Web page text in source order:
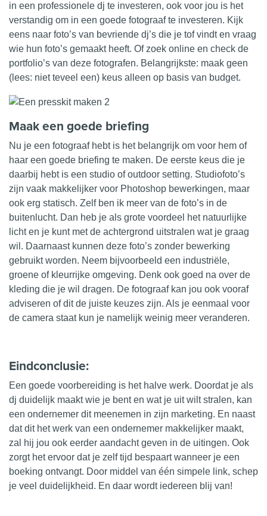
in een professionele dj te investeren, ook voor jou is het
verstandig om in een goede fotograaf te investeren. Kijk
eens naar foto’s van bevriende dj’s die je tof vindt en vraag
wie hun foto’s gemaakt heeft. Of zoek online en check de
portfolio’s van deze fotografen. Belangrijkste: maak geen
(lees: niet teveel een) keus alleen op basis van budget.
Maak een goede briefing
Nu je een fotograaf hebt is het belangrijk om voor hem of
haar een goede briefing te maken. De eerste keus die je
daarbij hebt is een studio of outdoor setting. Studiofoto’s
zijn vaak makkelijker voor Photoshop bewerkingen, maar
ook erg statisch. Zelf ben ik meer van de foto’s in de
buitenlucht. Dan heb je als grote voordeel het natuurlijke
licht en je kunt met de achtergrond uitstralen wat je graag
wil. Daarnaast kunnen deze foto’s zonder bewerking
gebruikt worden. Neem bijvoorbeeld een industriële,
groene of kleurrijke omgeving. Denk ook goed na over de
kleding die je wil dragen. De fotograaf kan jou ook vooraf
adviseren of dit de juiste keuzes zijn. Als je eenmaal voor
de camera staat kun je namelijk weinig meer veranderen.
Eindconclusie:
Een goede voorbereiding is het halve werk. Doordat je als
dj duidelijk maakt wie je bent en wat je uit wilt stralen, kan
een ondernemer dit meenemen in zijn marketing. En naast
dat dit het werk van een ondernemer makkelijker maakt,
zal hij jou ook eerder aandacht geven in de uitingen. Ook
zorgt het ervoor dat je zelf tijd bespaart wanneer je een
boeking ontvangt. Door middel van één simpele link, schep
je veel duidelijkheid. En daar wordt iedereen blij van!